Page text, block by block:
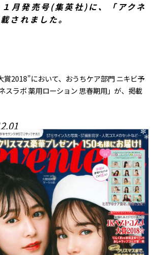
月発売号(集英社)に、「アクネ
されました。
賞2018”において、おうちケア部門 ニキビ予
スラボ 薬用ローション 思春期用」が、掲載